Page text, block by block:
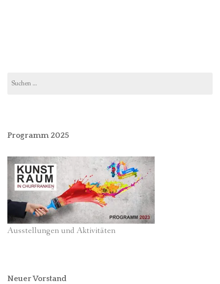
nach:
Programm 2025
Ausstellungen und Aktivitäten
Neuer Vorstand